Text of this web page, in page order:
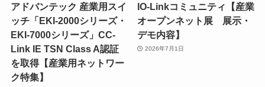
アドバンテック 産業用スイ
ッチ「EKI-2000シリーズ・
EKI-7000シリーズ」CC-
Link IE TSN Class A認証
を取得【産業用ネットワー
ク特集】
IO-Linkコミュニティ【産業
オープンネット展 展示・
デモ内容】
2026年7月1日